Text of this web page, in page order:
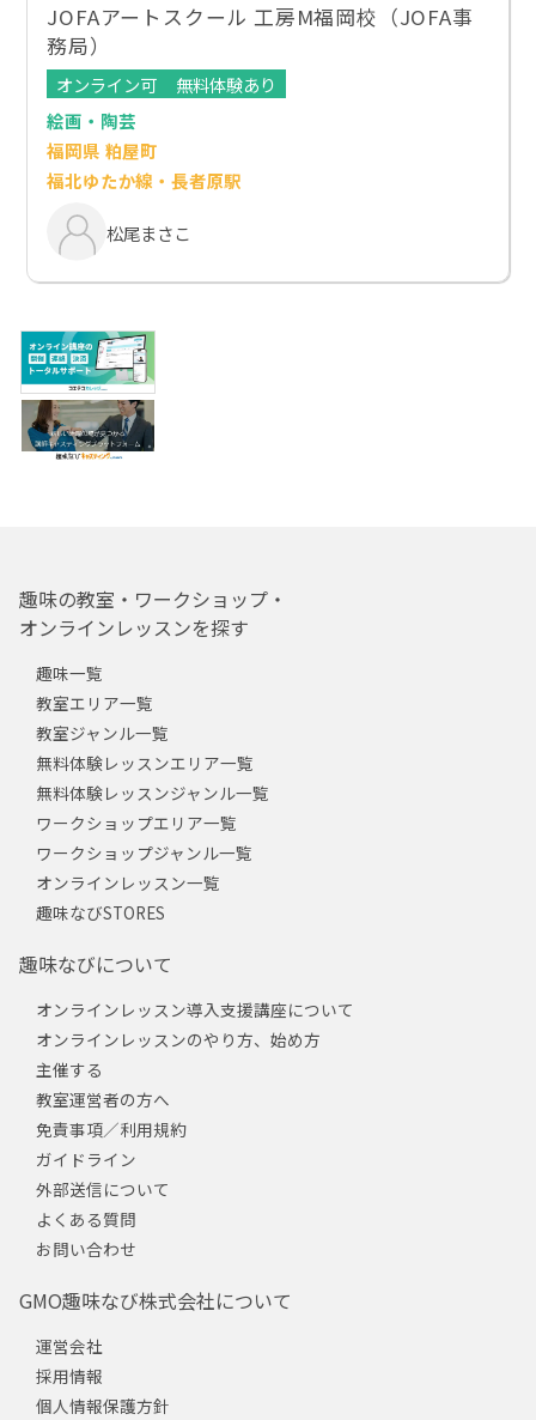
JOFAアートスクール 工房M福岡校（JOFA事
務局）
オンライン可
無料体験あり
絵画・陶芸
福岡県 粕屋町
福北ゆたか線・長者原駅
松尾まさこ
趣味の教室・ワークショップ・
オンラインレッスンを探す
趣味一覧
教室エリア一覧
教室ジャンル一覧
無料体験レッスンエリア一覧
無料体験レッスンジャンル一覧
ワークショップエリア一覧
ワークショップジャンル一覧
オンラインレッスン一覧
趣味なびSTORES
趣味なびについて
オンラインレッスン導入支援講座について
オンラインレッスンのやり方、始め方
主催する
教室運営者の方へ
免責事項／利用規約
ガイドライン
外部送信について
よくある質問
お問い合わせ
GMO趣味なび株式会社について
運営会社
採用情報
個人情報保護方針